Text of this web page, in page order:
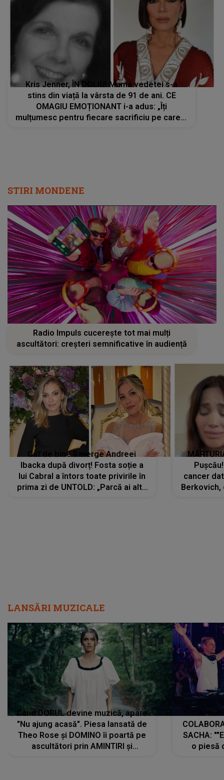
Kris Jenner, ÎN DOLIU! Mama vedetei s-a
stins din viață la vârsta de 91 de ani. CE
OMAGIU EMOȚIONANT i-a adus: „Îți
mulțumesc pentru fiecare sacrificiu pe care l-
STIRI MONDENE
Radio Impuls cucerește tot mai mulți
ascultători: creșteri semnificative în audiență
Cât de bine îi merge Andreei
Ibacka după divorț! Fosta soție a
lui Cabral a întors toate privirile în
prima zi de UNTOLD: „Parcă ai altă
cancer
Berkovich,
LANSĂRI MUZICALE
Când DORUL devine muzică, apare
"Nu ajung acasă". Piesa lansată de
Theo Rose și DOMINO îi poartă pe
ascultători prin AMINTIRI și
SACHA:
o piesă